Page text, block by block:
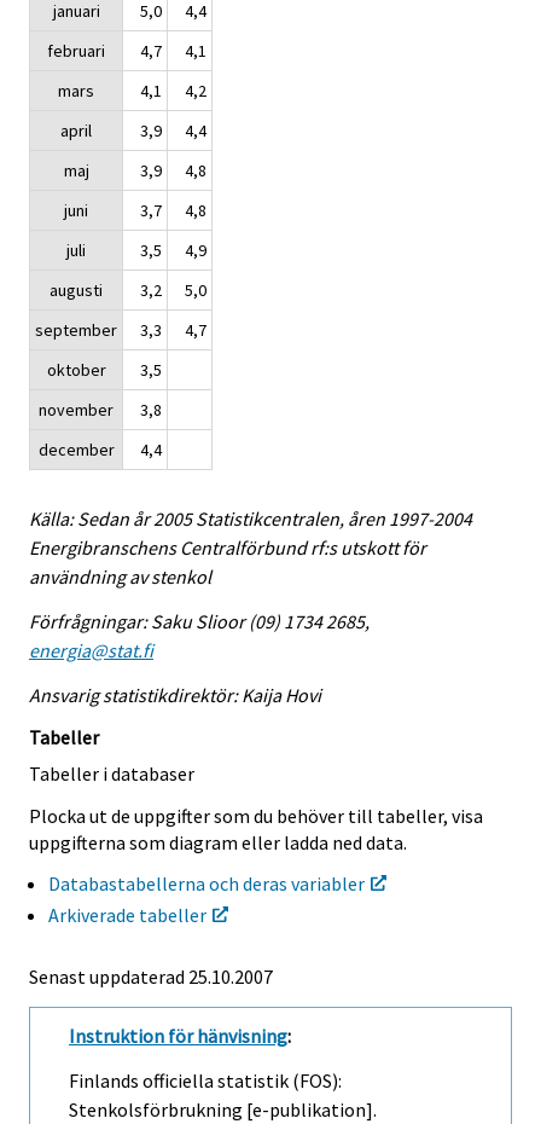
januari 5,0
4,4
februari
4,7
4,1
mars
4,1
4,2
april
3,9
4,4
maj
3,9
4,8
juni
3,7
4,8
juli
3,5
4,9
augusti
3,2
5,0
september
3,3
4,7
oktober
3,5
november
3,8
december
4,4
Källa: Sedan år 2005 Statistikcentralen, åren 1997-2004
Energibranschens Centralförbund rf:s utskott för
användning av stenkol
Förfrågningar: Saku Slioor (09) 1734 2685,
energia@stat.fi
Ansvarig statistikdirektör: Kaija Hovi
Tabeller
Tabeller i databaser
Plocka ut de uppgifter som du behöver till tabeller, visa
uppgifterna som diagram eller ladda ned data.
Databastabellerna och deras variabler
Arkiverade tabeller
Senast uppdaterad 25.10.2007
Instruktion för hänvisning:
Finlands officiella statistik (FOS):
Stenkolsförbrukning [e-publikation].